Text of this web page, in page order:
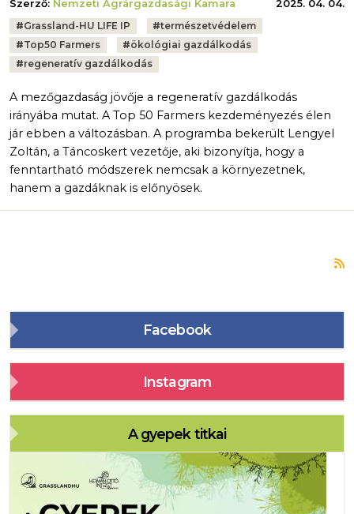
Szerző: Nemzeti Agrárgazdasági Kamara
2025. 04. 04.
Tags:
#Grassland-HU LIFE IP #természetvédelem
#Top50 Farmers #ökológiai gazdálkodás
#regeneratív gazdálkodás
A mezőgazdaság jövője a regeneratív gazdálkodás
irányába mutat. A Top 50 Farmers kezdeményezés élen
jár ebben a változásban. A programba bekerült Lengyel
Zoltán, a Táncoskert vezetője, aki bizonyítja, hogy a
fenntartható módszerek nemcsak a környezetnek,
hanem a gazdáknak is előnyösek.
Facebook
Instagram
A gyepek titkai